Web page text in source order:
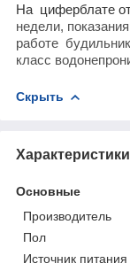
На циферблате
недели,
работе
класс
Скрыть
Характеристики
Основные
Производитель
Пол
Источник питания